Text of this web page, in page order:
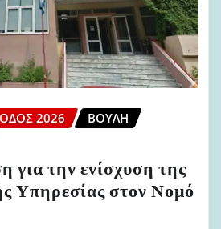
2026
ΒΟΥΛΉ
την ενίσχυση της
Υπηρεσίας στον Νομό